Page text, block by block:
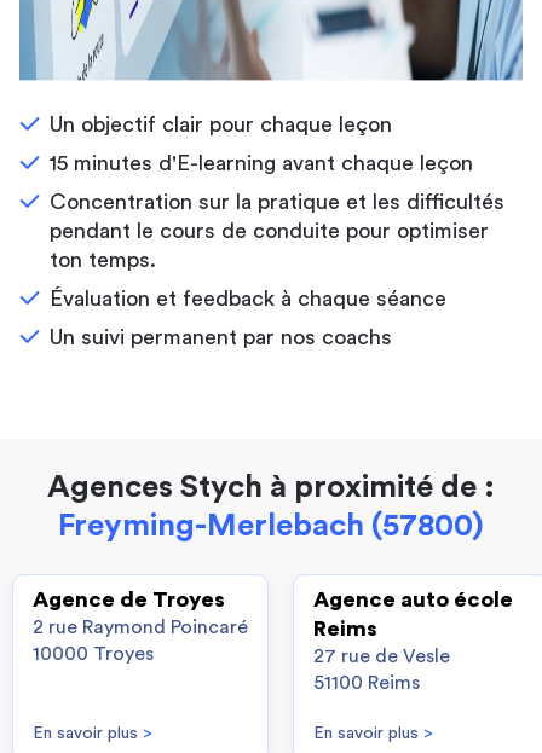
Un objectif clair pour chaque leçon
15 minutes d'E-learning avant chaque leçon
Concentration sur la pratique et les difficultés
pendant le cours de conduite pour optimiser
ton temps.
Évaluation et feedback à chaque séance
Un suivi permanent par nos coachs
Agences Stych à proximité de :
Freyming-Merlebach (57800)
Agence de Troyes
2 rue Raymond Poincaré
10000 Troyes
En savoir plus >
Agence auto école
Reims
27 rue de Vesle
51100 Reims
En savoir plus >